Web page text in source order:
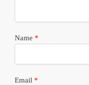
Name *
Email *